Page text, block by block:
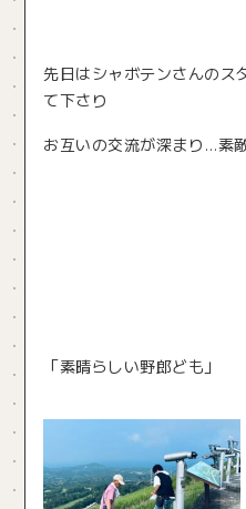
先日はシャボテンさんのス
て下さり
お互いの交流が深まり…素
「素晴らしい野郎ども」